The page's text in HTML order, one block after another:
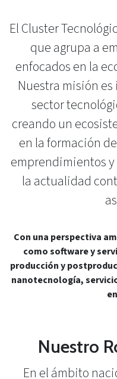
El Cluster
que agrupa a
enfocados en la
Nuestra misión
sector
creando un
en la formación
emprendimientos y
la actualidad
Con una perspectiva
como software y
producción y
nanotecnología,
Nuestro
En el ámbito